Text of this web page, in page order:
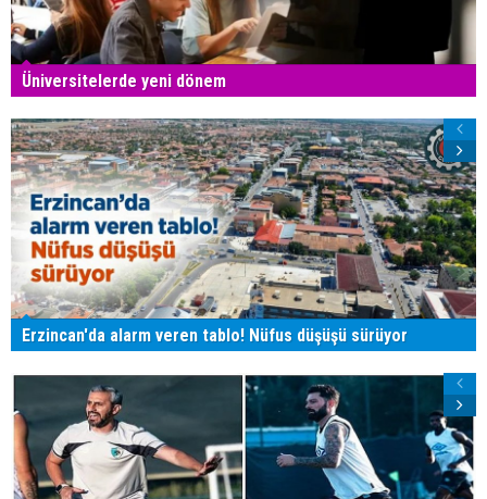
Üniversitelerde yeni dönem
Erzincan'da alarm veren tablo! Nüfus düşüşü sürüyor